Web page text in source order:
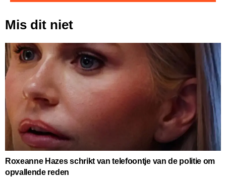
Mis dit niet
Roxeanne Hazes schrikt van telefoontje van de politie om
opvallende reden